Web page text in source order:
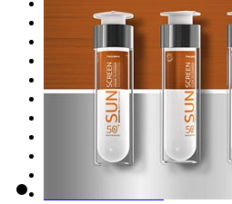
饮料包装设计
药品包装设计
保健品包装设计
农产品包装设计
茶叶包装设计
食用油包装设计
月饼包装设计
化妆品包装设计
白酒包装设计